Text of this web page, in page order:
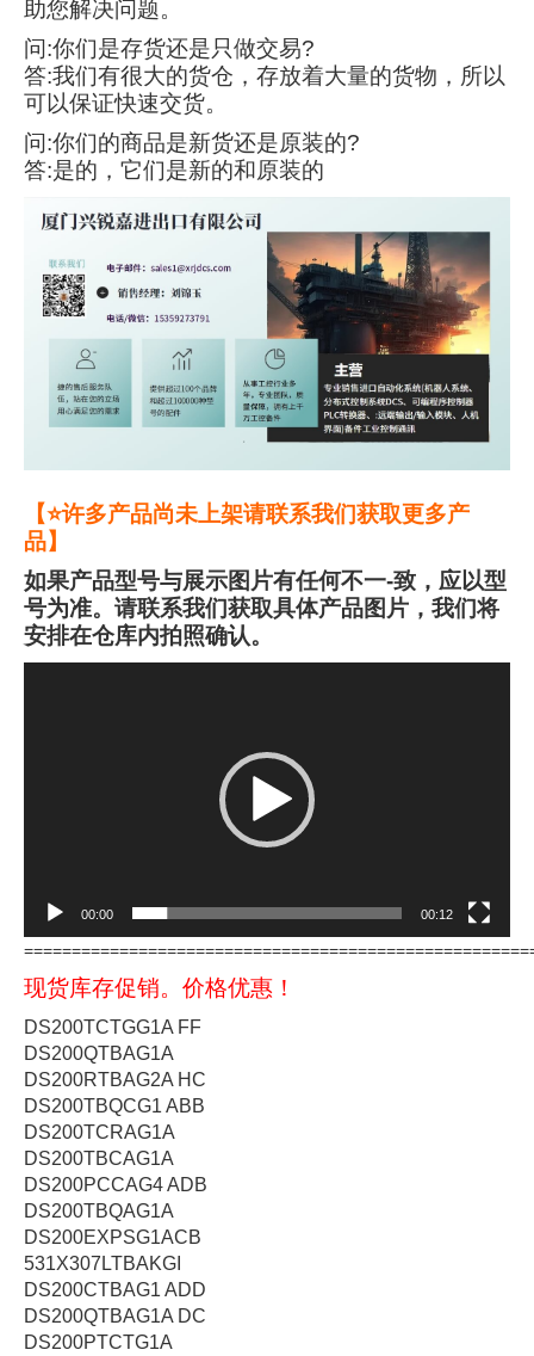
助您解决问题。
问:你们是存货还是只做交易?
答:我们有很大的货仓，存放着大量的货物，所以
可以保证快速交货。
问:你们的商品是新货还是原装的?
答:是的，它们是新的和原装的
【⭐许多产品尚未上架请联系我们获取更多产
品】
如果产品型号与展示图片有任何不一-致，应以型
号为准。请联系我们获取具体产品图片，我们将
安排在仓库内拍照确认。
00:00 00:12
现货库存促销。价格优惠！
DS200TCTGG1A FF
DS200QTBAG1A
DS200RTBAG2A HC
DS200TBQCG1 ABB
DS200TCRAG1A
DS200TBCAG1A
DS200PCCAG4 ADB
DS200TBQAG1A
DS200EXPSG1ACB
531X307LTBAKGI
DS200CTBAG1 ADD
DS200QTBAG1A DC
DS200PTCTG1A